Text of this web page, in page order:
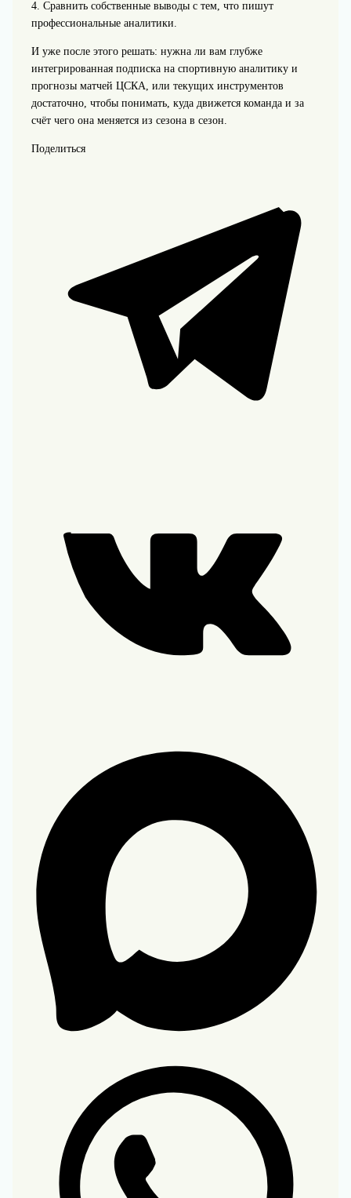
4. Сравнить собственные выводы с тем, что пишут
профессиональные аналитики.
И уже после этого решать: нужна ли вам глубже
интегрированная подписка на спортивную аналитику и
прогнозы матчей ЦСКА, или текущих инструментов
достаточно, чтобы понимать, куда движется команда и за
счёт чего она меняется из сезона в сезон.
Поделиться